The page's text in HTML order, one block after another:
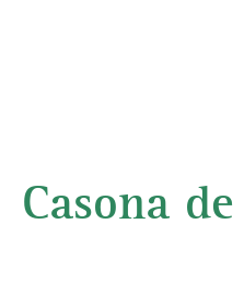
Casona